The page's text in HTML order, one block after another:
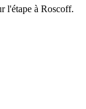
l'étape à Roscoff.